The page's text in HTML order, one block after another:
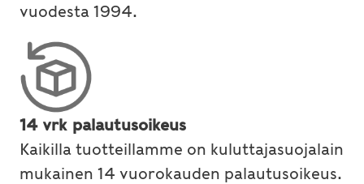
vuodesta 1994.
14 vrk palautusoikeus
Kaikilla tuotteillamme on kuluttajasuojalain
mukainen 14 vuorokauden palautusoikeus.